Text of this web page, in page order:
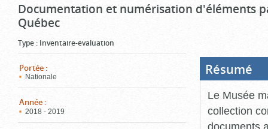
Documentation et numérisation d'éléments
Québec
Type : Inventaire-évaluation
Portée :
Nationale
Année :
2018 - 2019
Résumé
Le Musée
collection
documents